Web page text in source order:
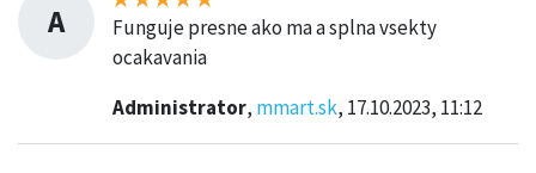
A
Funguje presne ako ma a splna vsekty
ocakavania
Administrator, mmart.sk, 17.10.2023, 11:12